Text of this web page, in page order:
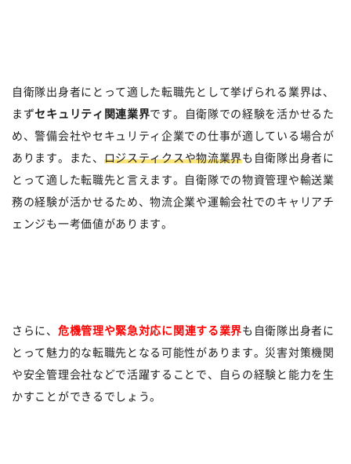
自衛隊出身者にとって適した転職先として挙げられる業界は、
まずセキュリティ関連業界です。自衛隊での経験を活かせるた
め、警備会社やセキュリティ企業での仕事が適している場合が
あります。また、 ロジスティクスや物流業界も自衛隊出身者に
とって適した転職先と言えます。自衛隊での物資管理や輸送業
務の経験が活かせるため、物流企業や運輸会社でのキャリアチ
ェンジも一考価値があります。
さらに、 危機管理や緊急対応に関連する業界も自衛隊出身者に
とって魅力的な転職先となる可能性があります。災害対策機関
や安全管理会社などで活躍することで、自らの経験と能力を生
かすことができるでしょう。